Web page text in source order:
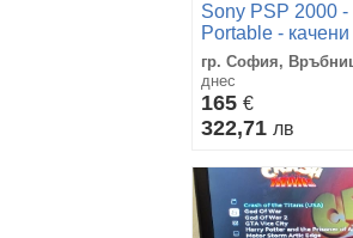
Sony PSP 2000
Portable -
хакната
гр. София,
днес
165 €
322,71 лв